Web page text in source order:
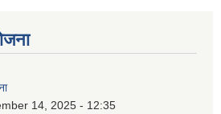
14, 2025 - 12:35